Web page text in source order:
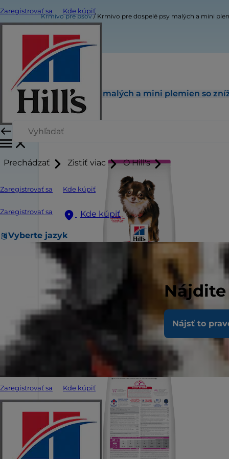
Zaregistrovať sa Kde kúpiť
Prechádzať Zistiť viac O Hill's
Zaregistrovať sa Kde kúpiť
Zaregistrovať sa Kde kúpiť
Vyberte jazyk
Nájsť to
Zaregistrovať sa Kde kúpiť
Krmivo pre psov Krmivo pre dospelé psy malých a mini
Krmivo pre dospelé psy malých a mini plemien so